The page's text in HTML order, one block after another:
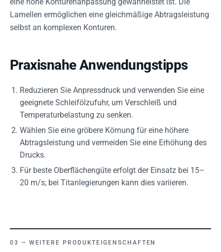
Lamellen ermöglichen eine gleichmäßige Abtragsleistung
selbst an komplexen Konturen.
Praxisnahe Anwendungstipps
Reduzieren Sie Anpressdruck und verwenden Sie eine
geeignete Schleifölzufuhr, um Verschleiß und
Temperaturbelastung zu senken.
Wählen Sie eine gröbere Körnung für eine höhere
Abtragsleistung und vermeiden Sie eine Erhöhung des
Drucks.
Für beste Oberflächengüte erfolgt der Einsatz bei 15–
20 m/s; bei Titanlegierungen kann dies variieren.
WEITERE PRODUKTEIGENSCHAFTEN